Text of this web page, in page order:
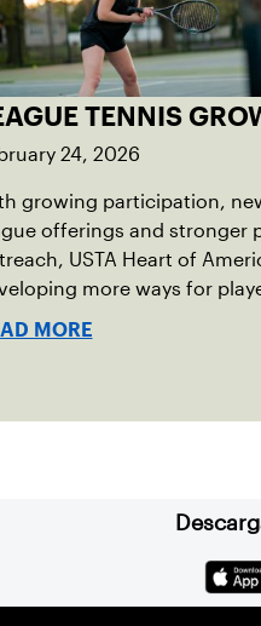
TENNIS
24, 2026
growing participation,
offerings and stronger
USTA Heart of
more ways for
involved in league tennis.
MORE